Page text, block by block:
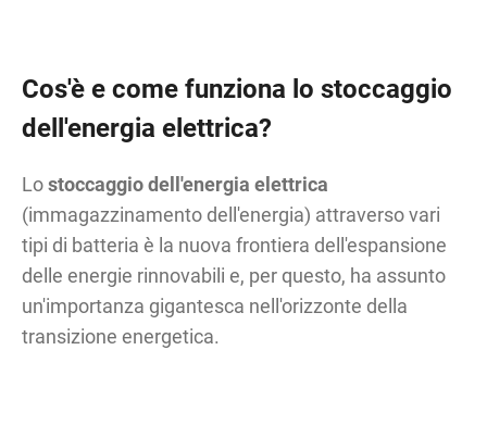
Cos'è e come funziona lo stoccaggio
dell'energia elettrica?
Lostoccaggio dell'energia elettrica
(immagazzinamento dell'energia) attraverso vari
tipi di batteria è la nuova frontiera dell'espansione
delle energie rinnovabili e, per questo, ha assunto
un'importanza gigantesca nell'orizzonte della
transizione energetica.